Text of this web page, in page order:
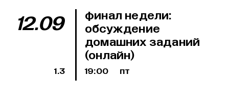
12.09 финал недели:
обсуждение
домашних заданий
(онлайн)
1.3 19:00 пт